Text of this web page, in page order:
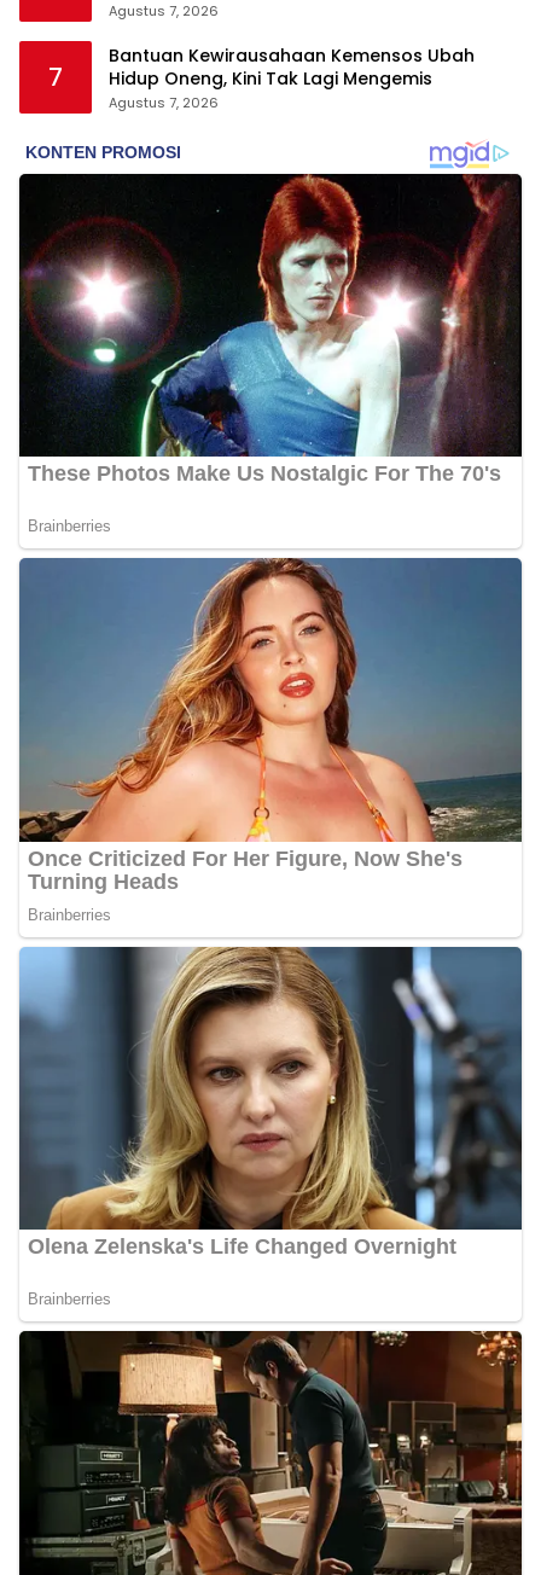
Agustus 7, 2026
7
Bantuan Kewirausahaan Kemensos Ubah
Hidup Oneng, Kini Tak Lagi Mengemis
Agustus 7, 2026